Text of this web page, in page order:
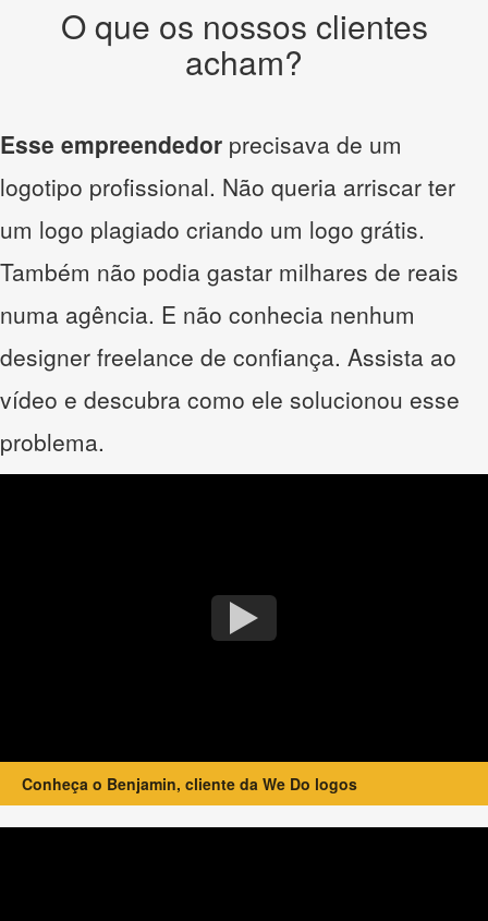
O que os nossos clientes
acham?
Esse empreendedor precisava de um
logotipo profissional. Não queria arriscar ter
um logo plagiado criando um logo grátis.
Também não podia gastar milhares de reais
numa agência. E não conhecia nenhum
designer freelance de confiança. Assista ao
vídeo e descubra como ele solucionou esse
problema.
Conheça o Benjamin, cliente da We Do logos